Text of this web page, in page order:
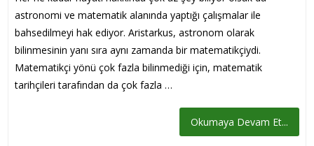
astronomi ve matematik alanında yaptığı çalışmalar ile
bahsedilmeyi hak ediyor. Aristarkus, astronom olarak
bilinmesinin yanı sıra aynı zamanda bir matematikçiydi.
Matematikçi yönü çok fazla bilinmediği için, matematik
tarihçileri tarafından da çok fazla …
Okumaya Devam Et...